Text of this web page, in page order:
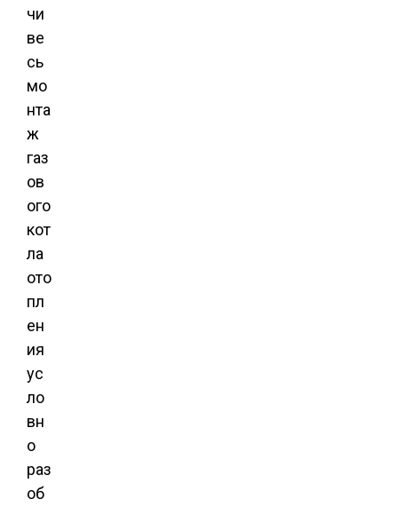
чи
ве
сь
мо
нта
ж
газ
ов
ого
кот
ла
ото
пл
ен
ия
ус
ло
вн
о
раз
об